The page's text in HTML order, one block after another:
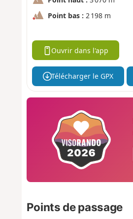
Point bas : 2 198 m
Ouvrir dans l'app
Télécharger le GPX
Points de passage